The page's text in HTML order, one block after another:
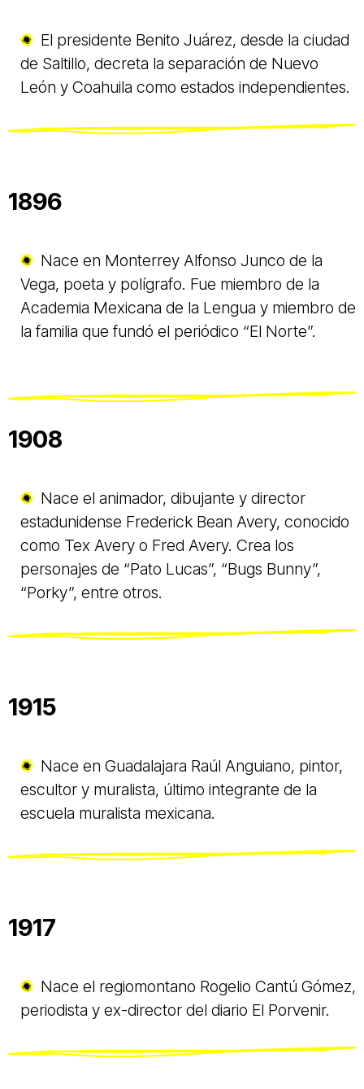
El presidente Benito Juárez, desde la ciudad
de Saltillo, decreta la separación de Nuevo
León y Coahuila como estados independientes.
1896
Nace en Monterrey Alfonso Junco de la
Vega, poeta y polígrafo. Fue miembro de la
Academia Mexicana de la Lengua y miembro de
la familia que fundó el periódico “El Norte”.
1908
Nace el animador, dibujante y director
estadunidense Frederick Bean Avery, conocido
como Tex Avery o Fred Avery. Crea los
personajes de “Pato Lucas”, “Bugs Bunny”,
“Porky”, entre otros.
1915
Nace en Guadalajara Raúl Anguiano, pintor,
escultor y muralista, último integrante de la
escuela muralista mexicana.
1917
Nace el regiomontano Rogelio Cantú Gómez,
periodista y ex-director del diario El Porvenir.